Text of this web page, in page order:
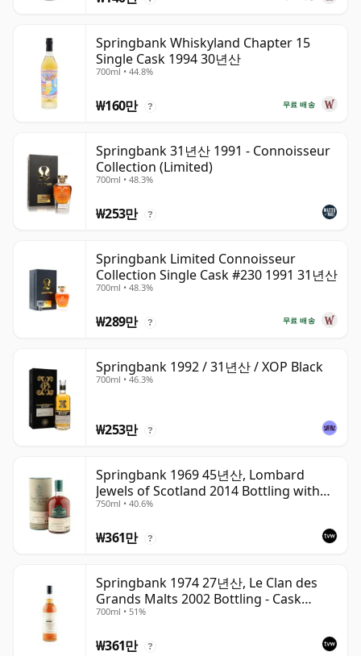
Springbank Whiskyland Chapter 15
Single Cask 1994 30년산
700ml • 44.8%
무료 배송
₩160만 ?
Springbank 31년산 1991 - Connoisseur
Collection (Limited)
700ml • 48.3%
₩253만 ?
Springbank Limited Connoisseur
Collection Single Cask #230 1991 31년산
700ml • 48.3%
무료 배송
₩289만 ?
Springbank 1992 / 31년산 / XOP Black
700ml • 46.3%
₩253만 ?
Springbank 1969 45년산, Lombard
Jewels of Scotland 2014 Bottling with
Tube
750ml • 40.6%
₩361만 ?
Springbank 1974 27년산, Le Clan des
Grands Malts 2002 Bottling - Cask
#2284
700ml • 51%
₩361만 ?